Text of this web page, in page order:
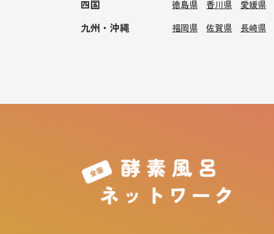
四国 徳島県 香川県 愛媛県
九州・沖縄 福岡県 佐賀県 長崎県